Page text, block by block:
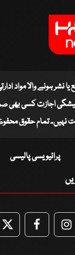
یا نشر ہونے والا مواد
پیشگی اجازت کسی بھی
نہیں۔ تمام حقوق محفوظ
پرائیویسی پالیسی
Twitter